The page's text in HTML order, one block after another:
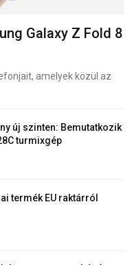
Galaxy Z Fold 8
amelyek közül az
új szinten: Bemutatkozik
turmixgép
termék EU raktárról